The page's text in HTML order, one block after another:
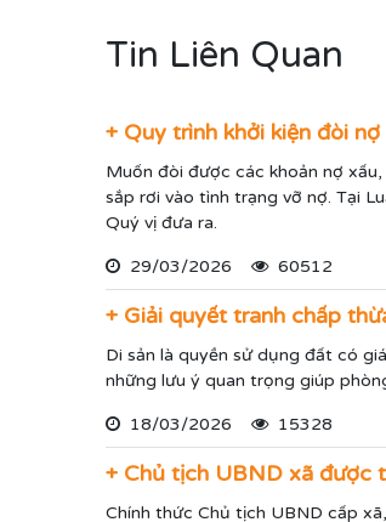
Tin Liên Quan
+ Quy trình khởi kiện đòi
Muốn đòi được các khoản nợ
sắp rơi vào tình trạng vỡ nợ. Tại
Quý vị đưa ra.
29/03/2026 60512
+ Giải quyết tranh chấp
Di sản là quyền sử dụng đất có
những lưu ý quan trọng giúp
18/03/2026 15328
+ Chủ tịch UBND xã được
Chính thức Chủ tịch UBND cấp